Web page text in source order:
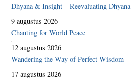
Dhyana & Insight – Reevaluating Dhyana
9 augustus 2026
Chanting for World Peace
12 augustus 2026
Wandering the Way of Perfect Wisdom
17 augustus 2026